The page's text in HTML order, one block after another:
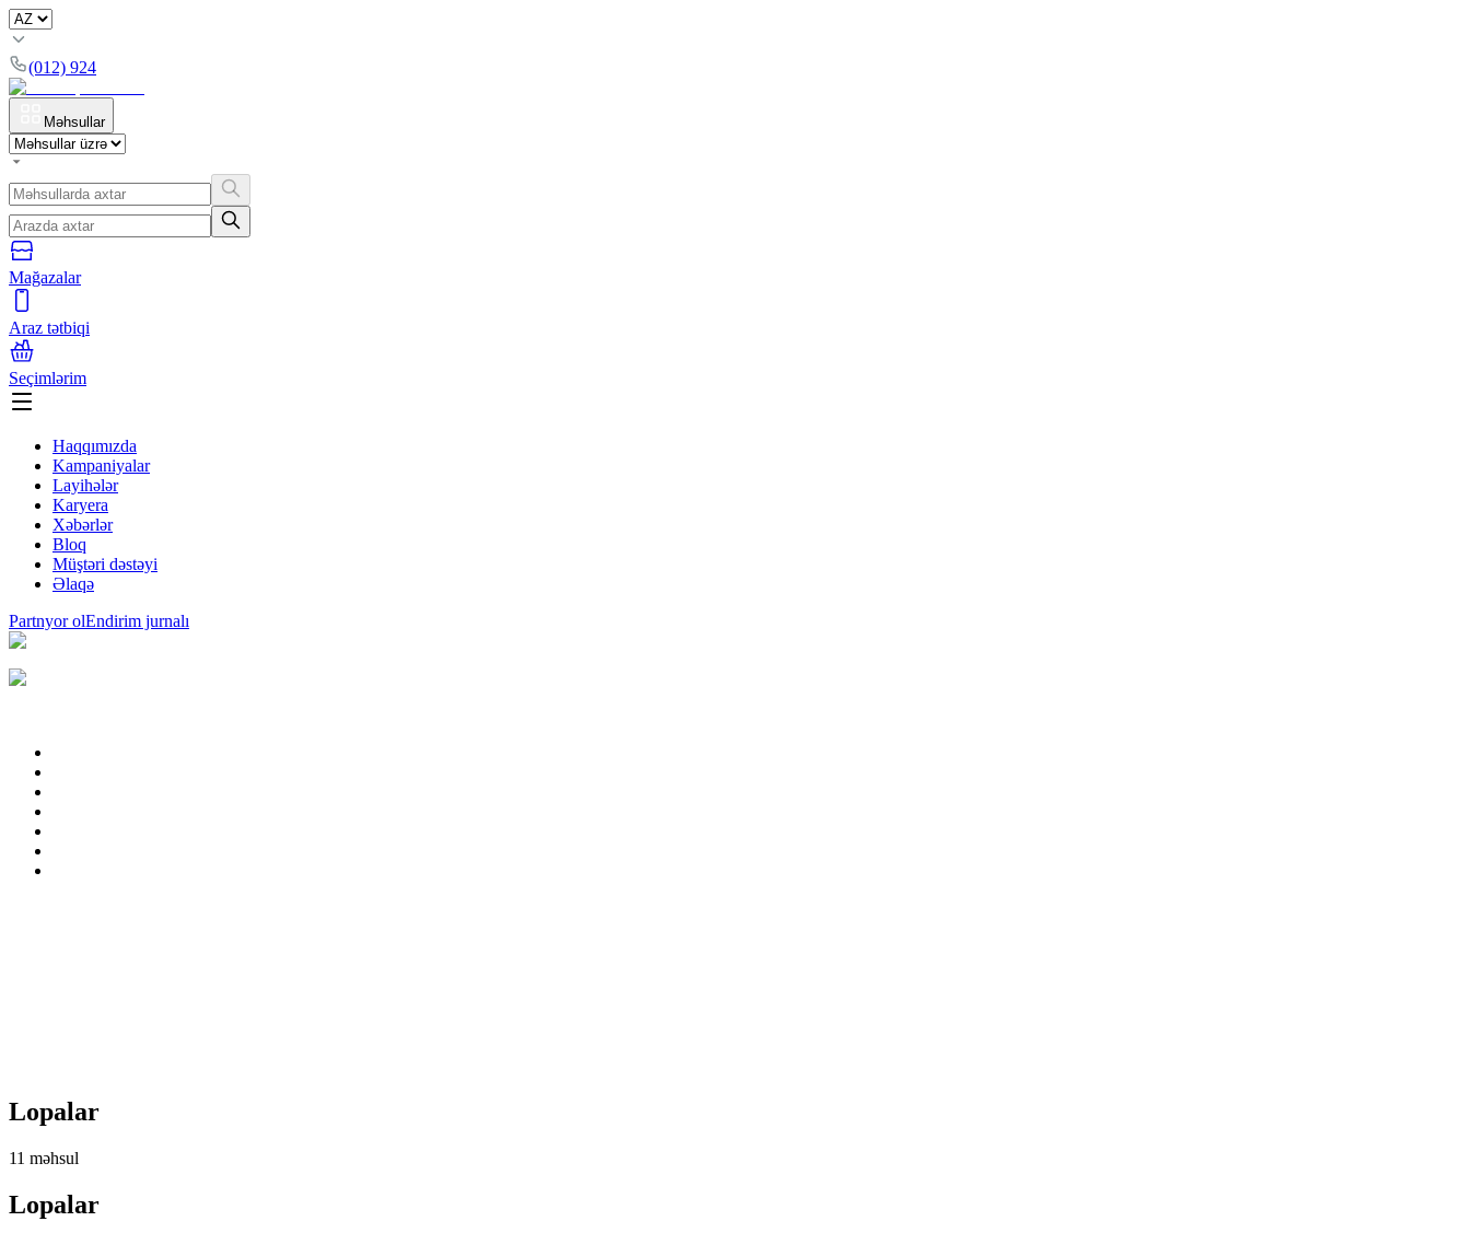
(012) 924
Məhsullar
Mağazalar
Araz tətbiqi
Seçimlərim
Haqqımızda
Kampaniyalar
Layihələr
Karyera
Xəbərlər
Bloq
Müştəri dəstəyi
Əlaqə
Partnyor olEndirim jurnalı
Lopalar
11 məhsul
Lopalar